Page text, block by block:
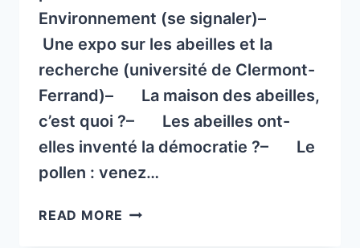
Environnement (se signaler)–
Une expo sur les abeilles et la
recherche (université de Clermont-
Ferrand)– La maison des abeilles,
c’est quoi ?– Les abeilles ont-
elles inventé la démocratie ?– Le
pollen : venez…
READ MORE TRALALARTS